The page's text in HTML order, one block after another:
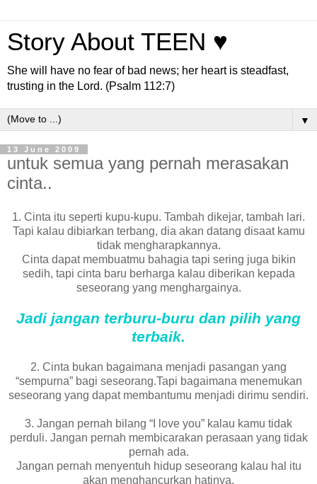
Story About TEEN ♥
She will have no fear of bad news; her heart is steadfast,
trusting in the Lord. (Psalm 112:7)
▼
13 June 2009
untuk semua yang pernah merasakan
cinta..
1. Cinta itu seperti kupu-kupu. Tambah dikejar, tambah lari.
Tapi kalau dibiarkan terbang, dia akan datang disaat kamu
tidak mengharapkannya.
Cinta dapat membuatmu bahagia tapi sering juga bikin
sedih, tapi cinta baru berharga kalau diberikan kepada
seseorang yang menghargainya.
Jadi jangan terburu-buru dan pilih yang
terbaik.
2. Cinta bukan bagaimana menjadi pasangan yang
“sempurna” bagi seseorang.Tapi bagaimana menemukan
seseorang yang dapat membantumu menjadi dirimu sendiri.
3. Jangan pernah bilang “I love you” kalau kamu tidak
perduli. Jangan pernah membicarakan perasaan yang tidak
pernah ada.
Jangan pernah menyentuh hidup seseorang kalau hal itu
akan menghancurkan hatinya.